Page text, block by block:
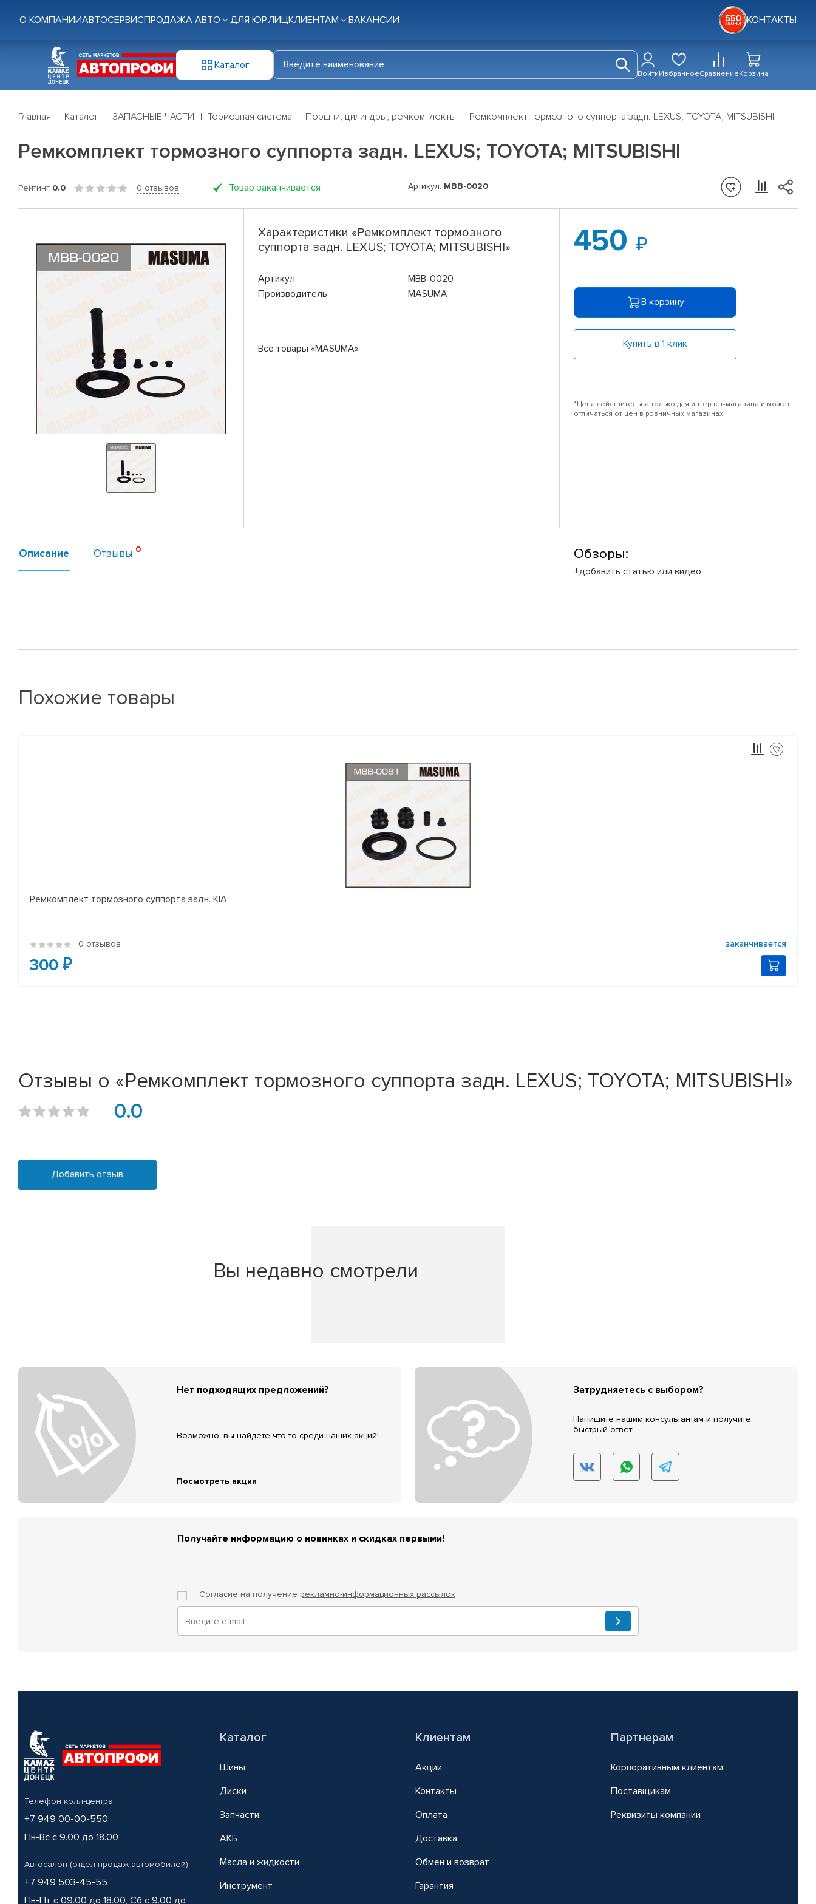
О КОМПАНИИАВТОСЕРВИСПРОДАЖА АВТО ДЛЯ ЮР.ЛИЦКЛИЕНТАМ ВАКАНСИИ КОНТАКТЫ
Каталог
ВойтиИзбранноеСравнениеКорзина
Главная Каталог ЗАПАСНЫЕ ЧАСТИ Тормозная система Поршни, цилиндры, ремкомплекты Ремкомплект тормозного суппорта задн. LEXUS; TOYOTA; MITSUBISHI
Ремкомплект тормозного суппорта задн. LEXUS; TOYOTA; MITSUBISHI
Рейтинг 0.0 0 отзывов Товар заканчивается Артикул: MBB-0020
Характеристики «Ремкомплект тормозного
суппорта задн. LEXUS; TOYOTA; MITSUBISHI»
Артикул
MBB-0020
Производитель
MASUMA
Все товары «MASUMA»
450
В корзину
Купить в 1 клик
*Цена действительна только для интернет-магазина и может
отличаться от цен в розничных магазинах
Описание Отзывы Обзоры:
+добавить статью или видео
Похожие товары
Ремкомплект тормозного суппорта задн. KIA
0 отзывов заканчивается
300 ₽
Отзывы о «Ремкомплект тормозного суппорта задн. LEXUS; TOYOTA; MITSUBISHI»
0.0
Добавить отзыв
Вы недавно смотрели
Нет подходящих предложений?
Возможно, вы найдёте что-то среди наших акций!
Посмотреть акции
Затрудняетесь с выбором?
Напишите нашим консультантам и получите
быстрый ответ!
Получайте информацию о новинках и скидках первыми!
Согласие на получение рекламно-информационных рассылок
Телефон колл-центра
+7 949 00-00-550
Пн-Вс с 9.00 до 18.00
Автосалон (отдел продаж автомобилей)
+7 949 503-45-55
Пн-Пт с 09.00 до 18.00, Сб с 9.00 до
Каталог
Шины
Диски
Запчасти
АКБ
Масла и жидкости
Инструмент
Клиентам
Акции
Контакты
Оплата
Доставка
Обмен и возврат
Гарантия
Партнерам
Корпоративным клиентам
Поставщикам
Реквизиты компании